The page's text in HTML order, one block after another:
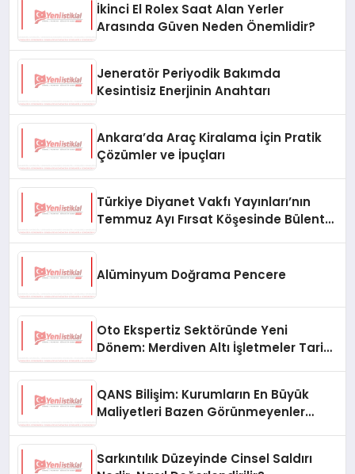
İkinci El Rolex Saat Alan Yerler
Arasında Güven Neden Önemlidir?
Jeneratör Periyodik Bakımda
Kesintisiz Enerjinin Anahtarı
Ankara’da Araç Kiralama İçin Pratik
Çözümler ve İpuçları
Türkiye Diyanet Vakfı Yayınları’nın
Temmuz Ayı Fırsat Köşesinde Bülent
Alüminyum Doğrama Pencere
Oto Ekspertiz Sektöründe Yeni
Dönem: Merdiven Altı İşletmeler Tarih
QANS Bilişim: Kurumların En Büyük
Maliyetleri Bazen Görünmeyenler
Sarkıntılık Düzeyinde Cinsel Saldırı